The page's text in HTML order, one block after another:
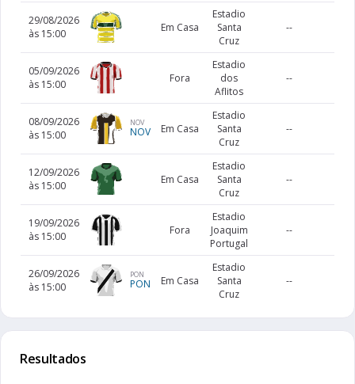
29/08/2026
às 15:00
Em Casa
Estadio
Santa
Cruz
--
05/09/2026
às 15:00
Fora
Estadio
dos
Aflitos
--
08/09/2026
às 15:00
NOV
NOV Em Casa
Estadio
Santa
Cruz
--
12/09/2026
às 15:00
Em Casa
Estadio
Santa
Cruz
--
19/09/2026
às 15:00
Fora
Estadio
Joaquim
Portugal
--
26/09/2026
às 15:00
PON
PON Em Casa
Estadio
Santa
Cruz
--
Resultados